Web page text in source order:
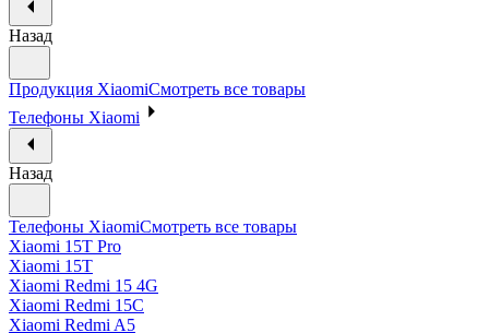
Назад
Продукция XiaomiСмотреть все товары
Телефоны Xiaomi
Назад
Телефоны XiaomiСмотреть все товары
Xiaomi 15T Pro
Xiaomi 15T
Xiaomi Redmi 15 4G
Xiaomi Redmi 15C
Xiaomi Redmi A5